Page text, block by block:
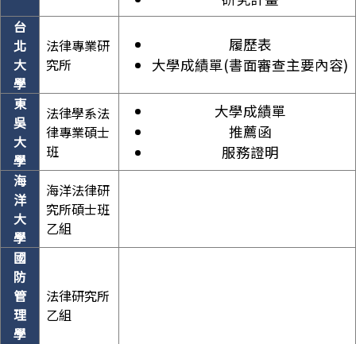
台
北
大
學
法律專業研
究所
履歷表
大學成績單(書面審查主要內容)
東
吳
大
學
法律學系法
律專業碩士
班
大學成績單
推薦函
服務證明
海
洋
大
學
海洋法律研
究所碩士班
乙組
國
防
管
理
學
法律研究所
乙組